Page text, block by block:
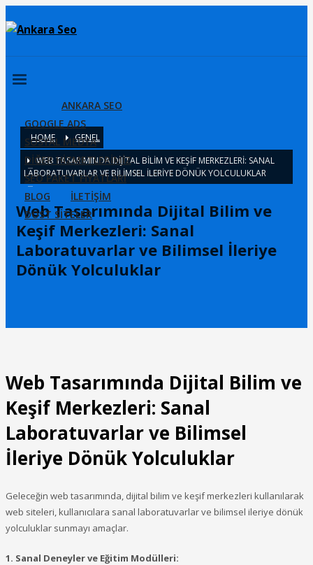
ANKARA SEO
GOOGLE ADS
SOSYAL MEDYA
DİĞER HİZMETLERİMİZ
SEO PAKET FİYATLARI
BLOG
İLETİŞİM
DOST SİTELER
HOME
GENEL
WEB TASARIMINDA DIJITAL BILIM VE KEŞIF MERKEZLERI: SANAL
LABORATUVARLAR VE BILIMSEL İLERIYE DÖNÜK YOLCULUKLAR
Web Tasarımında Dijital Bilim ve
Keşif Merkezleri: Sanal
Laboratuvarlar ve Bilimsel İleriye
Dönük Yolculuklar
Web Tasarımında Dijital Bilim ve
Keşif Merkezleri: Sanal
Laboratuvarlar ve Bilimsel
İleriye Dönük Yolculuklar
Geleceğin web tasarımında, dijital bilim ve keşif merkezleri kullanılarak
web siteleri, kullanıcılara sanal laboratuvarlar ve bilimsel ileriye dönük
yolculuklar sunmayı amaçlar.
1. Sanal Deneyler ve Eğitim Modülleri: